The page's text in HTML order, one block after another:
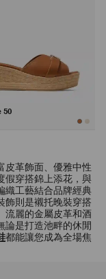
50
皮革飾面、優雅中性
假穿搭錦上添花，與
織工藝結合品牌經典
飾則是襯托晚裝穿搭
流麗的金屬皮革和酒
論是打造池畔的休閒
都能讓您成為全場焦